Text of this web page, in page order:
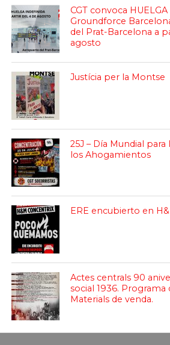
CGT convoca
Groundforce
del Prat-Barcelona a
agosto
Justícia per la Montse
25J – Día Mundial
los Ahogamientos
ERE encubierto en
Actes centrals 90
social 1936. Programa
Materials de venda.